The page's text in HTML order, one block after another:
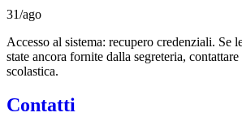
31/ago
Accesso al sistema: recupero credenziali. Se
state ancora fornite dalla segreteria, contattare
scolastica.
Contatti